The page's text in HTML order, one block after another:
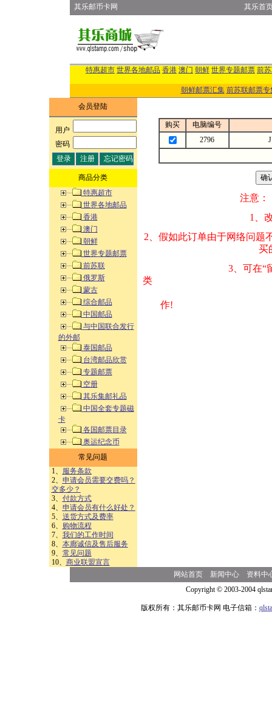
其乐邮币卡网 其乐首
特惠超市 世界各地邮品 香港 澳门 朝鲜 世界专题邮票 前
朝鲜邮票汇集 前苏联邮票专
会员登陆
用户:
密码:
商品分类
特惠超市
世界各地邮品
香港
澳门
朝鲜
世界专题邮票
前苏联
俄罗斯
蒙古
综合邮品
中国邮品
与中国联合发行
的外邮
泰国邮品
台湾邮品欣赏
专题邮票
空册
其乐集邮礼品
中国全套专题磁
卡
各国邮票目录
奥运纪念币
常见问题
1、
服务条款
2、 申请会员需要交费吗？
交多少？
3、 付款方式
4、 申请会员有什么好处？
5、 送货方式及费率
6、
购物流程
7、 我们的工作时间
8、 本廊诚信及售后服务
9、 常见问题
10、 商业联盟宣言
购买
电脑编号
2796
注意：
1、改变商品数量
2、假如此订单由
买的邮品的“
3、可在“
类 方式告之
作!
网站首页 新闻中心
资料中
Copyright © 2003-2004
版权所有：其乐邮币卡网 电子信箱：